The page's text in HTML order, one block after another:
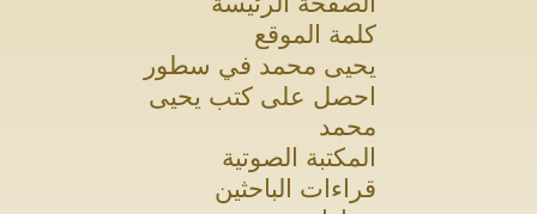
كلمة الموقع
يحيى محمد في سطور
احصل على كتب يحيى
محمد
المكتبة الصوتية
قراءات الباحثين